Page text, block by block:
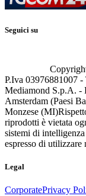
Seguici su
P.Iva 03976881007
Mediamond S.p.A. -
Amsterdam (Paesi
Monzese (MI)
riprodotti è vietata
sistemi di
espresso di utilizzare
Legal
CorporatePrivacy